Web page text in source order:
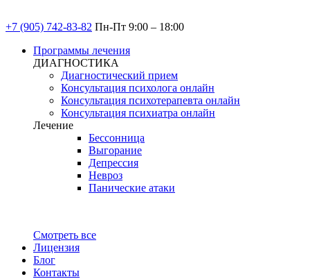
+7 (905) 742-83-82 Пн-Пт 9:00 – 18:00
Программы лечения
ДИАГНОСТИКА
Диагностический прием
Консультация психолога онлайн
Консультация психотерапевта онлайн
Консультация психиатра онлайн
Лечение
Бессонница
Выгорание
Депрессия
Невроз
Панические атаки
Смотреть все
Лицензия
Блог
Контакты